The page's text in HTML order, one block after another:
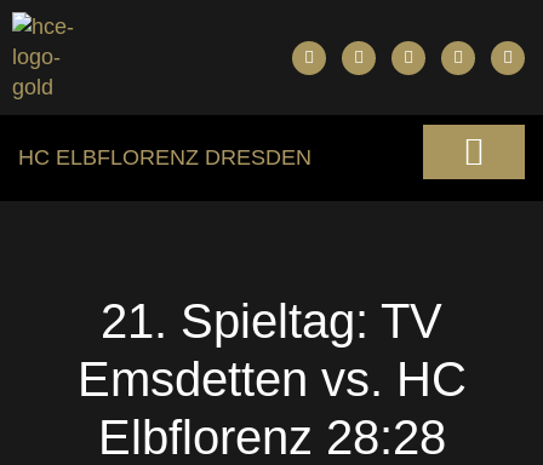
HC ELBFLORENZ DRESDEN
21. Spieltag: TV
Emsdetten vs. HC
Elbflorenz 28:28